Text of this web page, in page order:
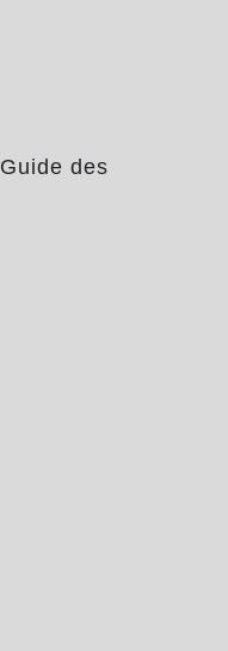
Guide des